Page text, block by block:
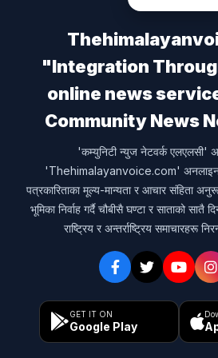
"Integration
online news
Community News
'कम्युनिटी न्युज नेटवर्क एलएलसी'
'Thehimalayanvoice.com' अनलाइन
पत्रकारिताका मूल्य-मान्यता र आचार संहिता
भूमिका निर्वाह गर्दै चौबीसै घण्टा र साताको सातै
राष्ट्रिय र अन्तर्राष्ट्रिय समाचारहरू
GET IT ON
Google Play